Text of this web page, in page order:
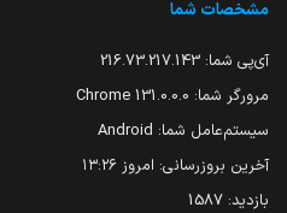
مشخصات شما
آی‌پی شما: 216.73.217.143
مرورگر شما: 131.0.0.0 Chrome
سیستم‌عامل شما: Android
آخرین بروزرسانی: امروز ۱۳:۲۶
بازدید: 1587